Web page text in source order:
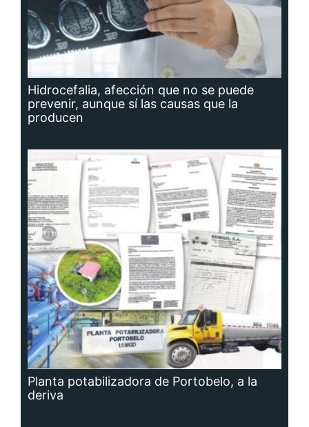
Hidrocefalia, afección que no se puede
prevenir, aunque sí las causas que la
producen
Planta potabilizadora de Portobelo, a la
deriva